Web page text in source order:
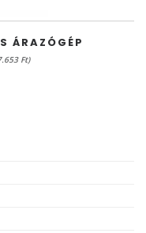
ÁRAZÓGÉP
Ft)